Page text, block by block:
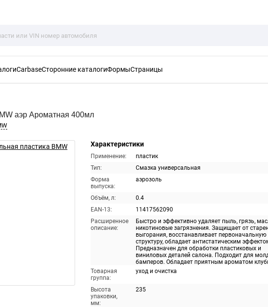
CarbaseСторонние каталогиФормыСтраницы
аэр Ароматная 400мл
Характеристики
Применение:
пластик
Тип:
Смазка универсальная
Форма
выпуска:
аэрозоль
Объём, л:
0.4
EAN-13:
11417562090
Расширенное
описание:
Быстро и эффективно удаляет пыль, грязь,
никотиновые загрязнения. Защищает от
выгорания, восстанавливает первоначальную
структуру, обладает антистатическим
Предназначен для обработки пластиковых и
виниловых деталей салона. Подходит для
бамперов. Обладает приятным ароматом
Товарная
группа:
уход и очистка
Высота
упаковки,
мм:
235